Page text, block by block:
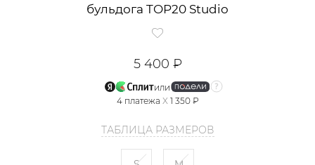
бульдога TOP20 Studio
5 400 ₽
или
4 платежа X 1 350 ₽
ТАБЛИЦА РАЗМЕРОВ